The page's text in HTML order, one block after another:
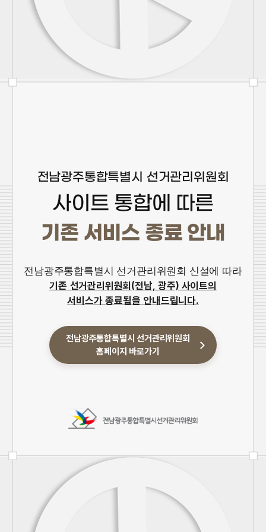
전남광주통합특별시 선거관리위원회
사이트 통합에 따른
기존 서비스 종료 안내
전남광주통합특별시 선거관리위원회 신설에 따라
기존 선거관리위원회(전남, 광주) 사이트의
서비스가 종료됨을 안내드립니다.
전남광주통합특별시 선거관리위원회
홈페이지 바로가기